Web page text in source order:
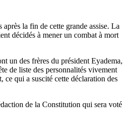
la fin de cette grande assise. La
décidés à mener un combat à mort
un des frères du président Eyadema,
de liste des personnalités vivement
ce qui a suscité cette déclaration des
de la Constitution qui sera voté